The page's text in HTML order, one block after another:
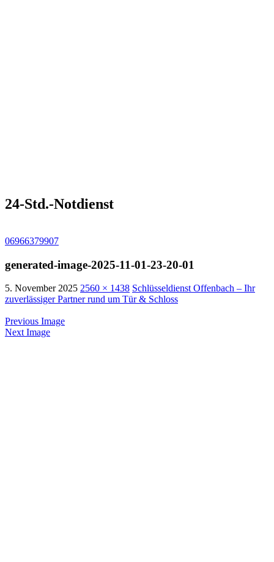
24-Std.-Notdienst
06966379907
generated-image-2025-11-01-23-20-01
5. November 2025 2560 × 1438 Schlüsseldienst Offenbach – Ihr
zuverlässiger Partner rund um Tür & Schloss
Previous Image
Next Image